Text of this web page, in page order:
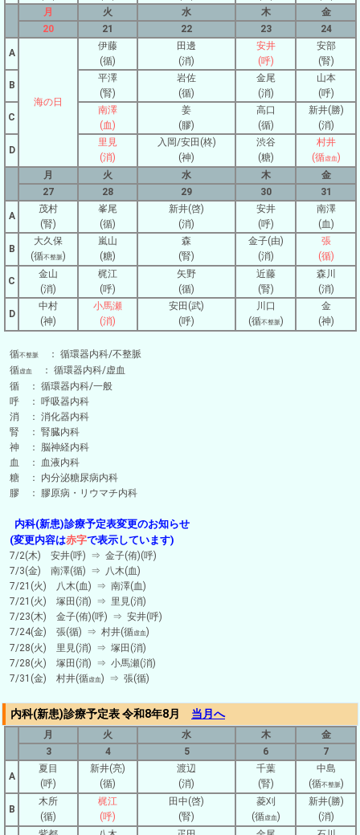
月
火 水 木
金
20
21 22 23 24
A
海の日
伊藤
(循)
田邊
(消)
安井
(呼)
安部
(腎)
B
平澤
(腎)
岩佐
(循)
金尾
(消)
山本
(呼)
C
南澤
(血)
姜
(膠)
高口
(循)
新井(勝)
(消)
D
里見
(消)
入岡/安田(柊)
(神)
渋谷
(糖)
村井
(循虚血)
月
火 水 木
金
27
28 29 30 31
A
茂村
(腎)
峯尾
(循)
新井(啓)
(消)
安井
(呼)
南澤
(血)
B
大久保
(循不整脈)
嵐山
(糖)
森
(腎)
金子(由)
(消)
張
(循)
C
金山
(消)
梶江
(呼)
矢野
(循)
近藤
(腎)
森川
(消)
D
中村
(神)
小馬瀬
(消)
安田(武)
(呼)
川口
(循不整脈)
金
(神)
循不整脈
： 循環器内科/不整脈
循虚血
： 循環器内科/虚血
循 ： 循環器内科/一般
呼 ： 呼吸器内科
消 ： 消化器内科
腎 ： 腎臓内科
神 ： 脳神経内科
血 ： 血液内科
糖 ： 内分泌糖尿病内科
膠 ： 膠原病・リウマチ内科
内科(新患)診療予定表変更のお知らせ
(変更内容は赤字で表示しています)
7/2(木) 安井(呼) ⇒ 金子(侑)(呼)
7/3(金) 南澤(循) ⇒ 八木(血)
7/21(火) 八木(血) ⇒ 南澤(血)
7/21(火) 塚田(消) ⇒ 里見(消)
7/23(木) 金子(侑)(呼) ⇒ 安井(呼)
7/24(金) 張(循) ⇒ 村井(循虚血)
7/28(火) 里見(消) ⇒ 塚田(消)
7/28(火) 塚田(消) ⇒ 小馬瀬(消)
7/31(金) 村井(循虚血) ⇒ 張(循)
内科(新患)診療予定表 令和8年8月 当月へ
月 火 水 木
金
3
4 5 6 7
A
夏目
(呼)
新井(亮)
(循)
渡辺
(消)
千葉
(腎)
中島
(循不整脈)
B
木所
(循)
梶江
(呼)
田中(啓)
(腎)
菱刈
(循虚血)
新井(勝)
(消)